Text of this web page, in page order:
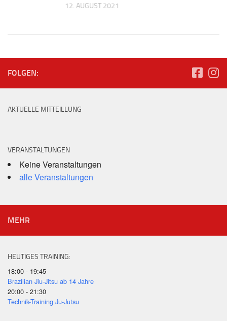
12. AUGUST 2021
FOLGEN:
AKTUELLE MITTEILLUNG
VERANSTALTUNGEN
Keine Veranstaltungen
alle Veranstaltungen
MEHR
HEUTIGES TRAINING:
18:00 - 19:45
Brazilian Jiu-Jitsu ab 14 Jahre
20:00 - 21:30
Technik-Training Ju-Jutsu